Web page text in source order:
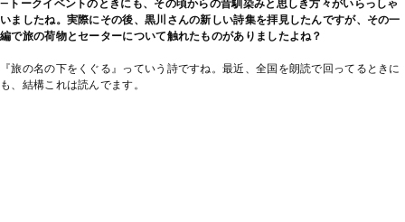
―トークイベントのときにも、その頃からの昔馴染みと思しき方々がいらっしゃ
いましたね。実際にその後、黒川さんの新しい詩集を拝見したんですが、その一
編で旅の荷物とセーターについて触れたものがありましたよね？
『旅の名の下をくぐる』っていう詩ですね。最近、全国を朗読で回ってるときに
も、結構これは読んでます。